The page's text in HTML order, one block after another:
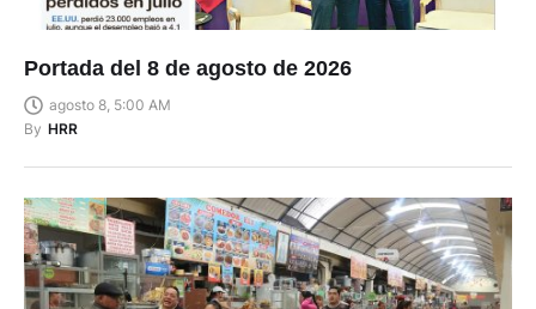
Portada del 8 de agosto de 2026
agosto 8, 5:00 AM
By HRR